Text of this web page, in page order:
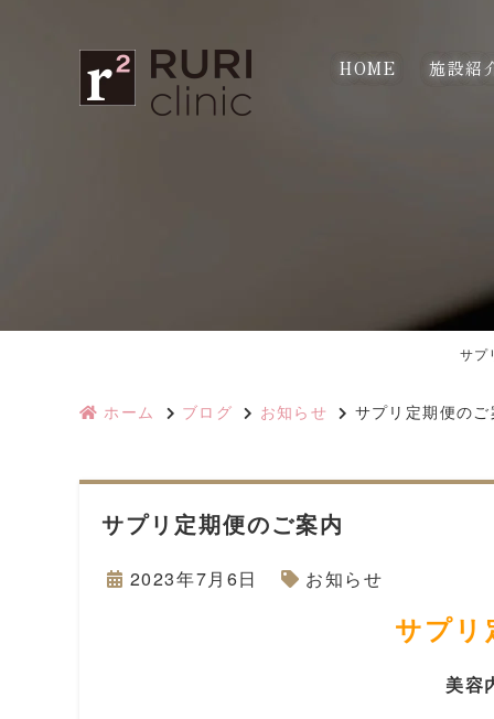
HOME 施設紹
サプ
ホーム ブログ お知らせ サプリ定期便の
サプリ定期便のご案内
2023年7月6日 お知らせ
サプリ
美容